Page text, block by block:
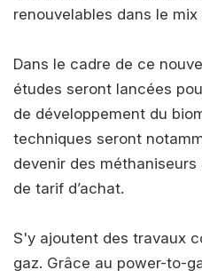
renouvelables dans le
Dans le cadre de ce
études seront lancées
de développement du
techniques seront
devenir des
de tarif d’achat.
S'y ajoutent des travaux
gaz. Grâce au power-to-